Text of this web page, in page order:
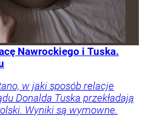
Nawrockiego i Tuska.
w jaki sposób relacje
Donalda Tuska przekładają
Wyniki są wymowne.